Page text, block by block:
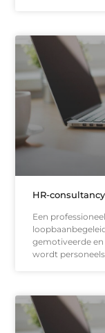
HR-
Een
gemotiveerde
wordt